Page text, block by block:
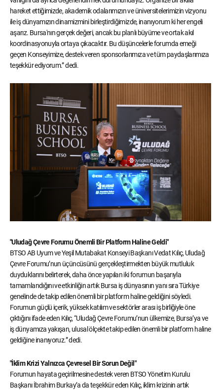
hareket ettiğimizde, akademik odalarımızın ve üniversitelerimizin vizyonu
ile iş dünyamızın dinamizmini birleştirdiğimizde, inanıyorum ki her engeli
aşarız. Bursa'nın gerçek değeri, ancak bu planlı büyüme ve ortak akıl
koordinasyonuyla ortaya çıkacaktır. Bu düşüncelerle forumda emeği
geçen Konseyimize, destek veren sponsorlarımıza ve tüm paydaşlarımıza
teşekkür ediyorum.” dedi.
"Uludağ Çevre Forumu Önemli Bir Platform Haline Geldi"
BTSO AB Uyum ve Yeşil Mutabakat Konseyi Başkanı Vedat Kılıç, Uludağ
Çevre Forumu’nun üçüncüsünü gerçekleştirmekten büyük mutluluk
duyduklarını belirterek, daha önce yapılan iki forumun başarıyla
tamamlandığını ve etkinliğin artık Bursa iş dünyasının yanı sıra Türkiye
genelinde de takip edilen önemli bir platform haline geldiğini söyledi.
Forumun güçlü içerik, yüksek katılım ve sektörler arası iş birliğiyle öne
çıktığını ifade eden Kılıç, “Uludağ Çevre Forumu’nun ülkemize, Bursa’ya ve
iş dünyamıza yakışan, ulusal ölçekte takip edilen önemli bir platform haline
geldiğine inanıyoruz.” dedi.
"İklim Krizi Yalnızca Çevresel Bir Sorun Değil"
Forumun hayata geçirilmesine destek veren BTSO Yönetim Kurulu
Başkanı İbrahim Burkay’a da teşekkür eden Kılıç, iklim krizinin artık